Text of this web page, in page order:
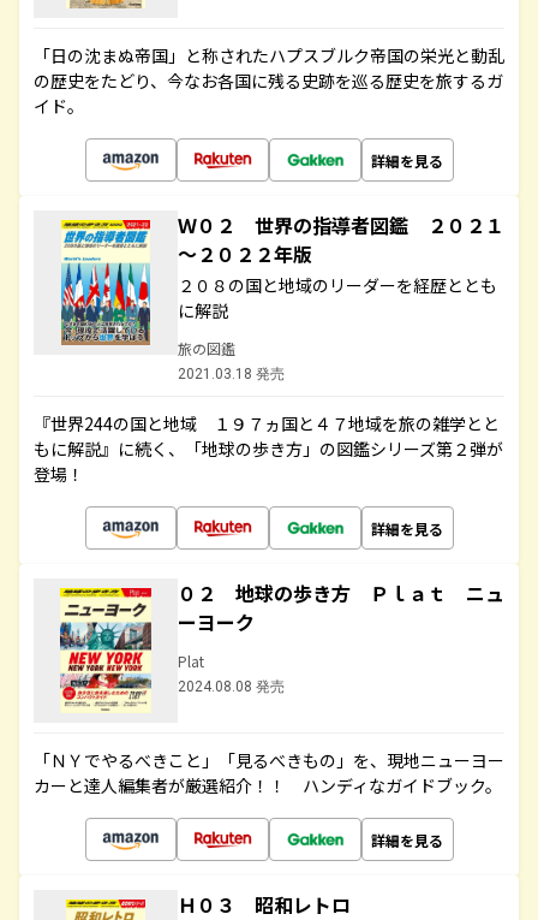
「日の沈まぬ帝国」と称されたハプスブルク帝国の栄光と動乱
の歴史をたどり、今なお各国に残る史跡を巡る歴史を旅するガ
イド。
詳細を見る
Ｗ０２ 世界の指導者図鑑 ２０２１
～２０２２年版
２０８の国と地域のリーダーを経歴ととも
に解説
旅の図鑑
2021.03.18 発売
『世界244の国と地域 １９７ヵ国と４７地域を旅の雑学とと
もに解説』に続く、「地球の歩き方」の図鑑シリーズ第２弾が
登場！
詳細を見る
０２ 地球の歩き方 Ｐｌａｔ ニュ
ーヨーク
Plat
2024.08.08 発売
「ＮＹでやるべきこと」「見るべきもの」を、現地ニューヨー
カーと達人編集者が厳選紹介！！ ハンディなガイドブック。
詳細を見る
Ｈ０３ 昭和レトロ